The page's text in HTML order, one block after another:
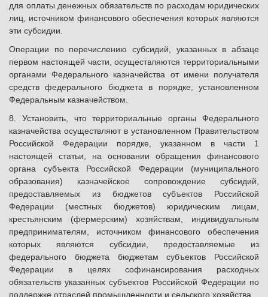
для оплаты денежных обязательств по расходам юридических
лиц, источником финансового обеспечения которых являются
эти субсидии.
Операции по перечислению субсидий, указанных в абзаце
первом настоящей части, осуществляются территориальными
органами Федерального казначейства от имени получателя
средств федерального бюджета в порядке, установленном
Федеральным казначейством.
8. Установить, что территориальные органы Федерального
казначейства осуществляют в установленном Правительством
Российской Федерации порядке, указанном в части 1
настоящей статьи, на основании обращения финансового
органа субъекта Российской Федерации (муниципального
образования) казначейское сопровождение субсидий,
предоставляемых из бюджетов субъектов Российской
Федерации (местных бюджетов) юридическим лицам,
крестьянским (фермерским) хозяйствам, индивидуальным
предпринимателям, источником финансового обеспечения
которых являются субсидии, предоставляемые из
федерального бюджета бюджетам субъектов Российской
Федерации в целях софинансирования расходных
обязательств указанных субъектов Российской Федерации по
поддержке отраслей промышленности и сельского хозяйства.